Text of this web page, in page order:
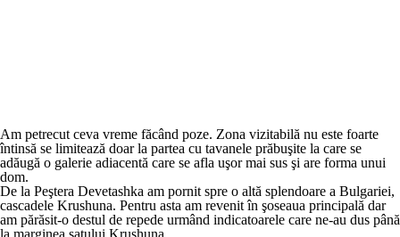
Am petrecut ceva vreme făcând poze. Zona vizitabilă nu este foarte
întinsă se limitează doar la partea cu tavanele prăbuşite la care se
adăugă o galerie adiacentă care se afla uşor mai sus şi are forma unui
dom.
De la Peştera Devetashka am pornit spre o altă splendoare a Bulgariei,
cascadele Krushuna. Pentru asta am revenit în şoseaua principală dar
am părăsit-o destul de repede urmând indicatoarele care ne-au dus până
la marginea satului Krushuna.